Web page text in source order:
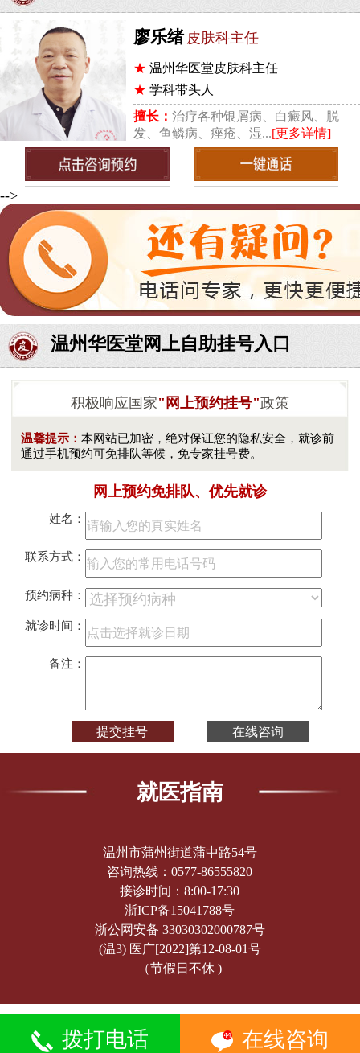
廖乐绪 皮肤科主任
★ 温州华医堂皮肤科主任
★ 学科带头人
擅长： 治疗各种银屑病、白癜风、脱
发、鱼鳞病、痤疮、湿...[更多详情]
-->
温州华医堂网上自助挂号入口
积极响应国家"网上预约挂号"政策
温馨提示： 本网站已加密，绝对保证您的隐私安全，就诊前
通过手机预约可免排队等候，免专家挂号费。
网上预约免排队、优先就诊
姓名：
联系方式：
预约病种：
就诊时间：
备注：
就医指南
温州市蒲州街道蒲中路54号
咨询热线：0577-86555820
接诊时间：8:00-17:30
浙ICP备15041788号
浙公网安备 33030302000787号
(温3) 医广[2022]第12-08-01号
（节假日不休 )
拨打电话 在线咨询